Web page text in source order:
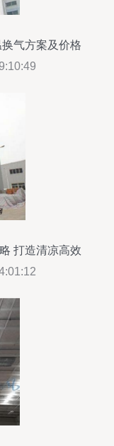
气方案及价格
打造清凉高效